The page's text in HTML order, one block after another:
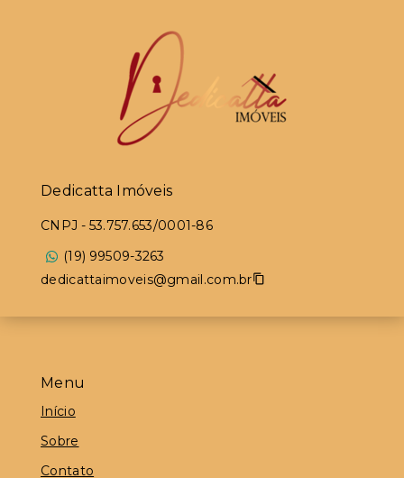
Menu
Início
Sobre
Contato
Dedicatta Imóveis
CNPJ - 53.757.653/0001-86
(19) 99509-3263
dedicattaimoveis@gmail.com.br